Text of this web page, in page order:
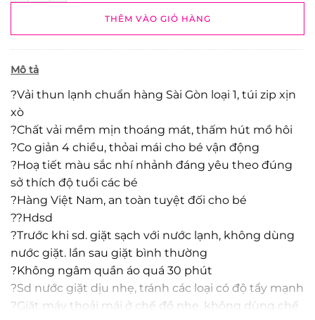
THÊM VÀO GIỎ HÀNG
Mô tả
?Vải thun lạnh chuẩn hàng Sài Gòn loại 1, túi zip xịn
xò
?Chất vải mềm mịn thoáng mát, thấm hút mồ hôi
?Co giản 4 chiều, thỏai mái cho bé vận động
?Hoạ tiết màu sắc nhí nhảnh đáng yêu theo đúng
sở thích độ tuổi các bé
?Hàng Việt Nam, an toàn tuyệt đối cho bé
?‍?Hdsd
?Trước khi sd. giặt sạch với nước lạnh, không dùng
nước giặt. lần sau giặt bình thường
?Không ngâm quần áo quá 30 phút
?Sd nước giặt dịu nhẹ, tránh các loại có độ tẩy mạnh
?Giặt máy thoải mái ở chế đồ nhẹ, không dùng chế